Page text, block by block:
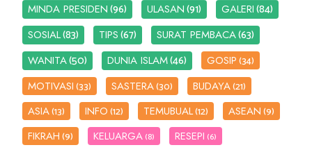
MINDA PRESIDEN(96) ULASAN(91) GALERI(84)
SOSIAL(83) TIPS(67) SURAT PEMBACA(63)
WANITA(50) DUNIA ISLAM(46) GOSIP(34)
MOTIVASI(33) SASTERA(30) BUDAYA(21)
ASIA(13) INFO(12) TEMUBUAL(12) ASEAN(9)
FIKRAH(9) KELUARGA (8) RESEPI (6)